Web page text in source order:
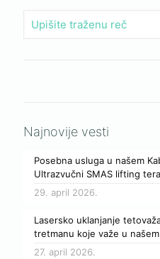
Najnovije vesti
Posebna usluga u našem
Ultrazvučni SMAS lifting
29. april 2026.
Lasersko uklanjanje
tretmanu koje važe u
27. april 2026.